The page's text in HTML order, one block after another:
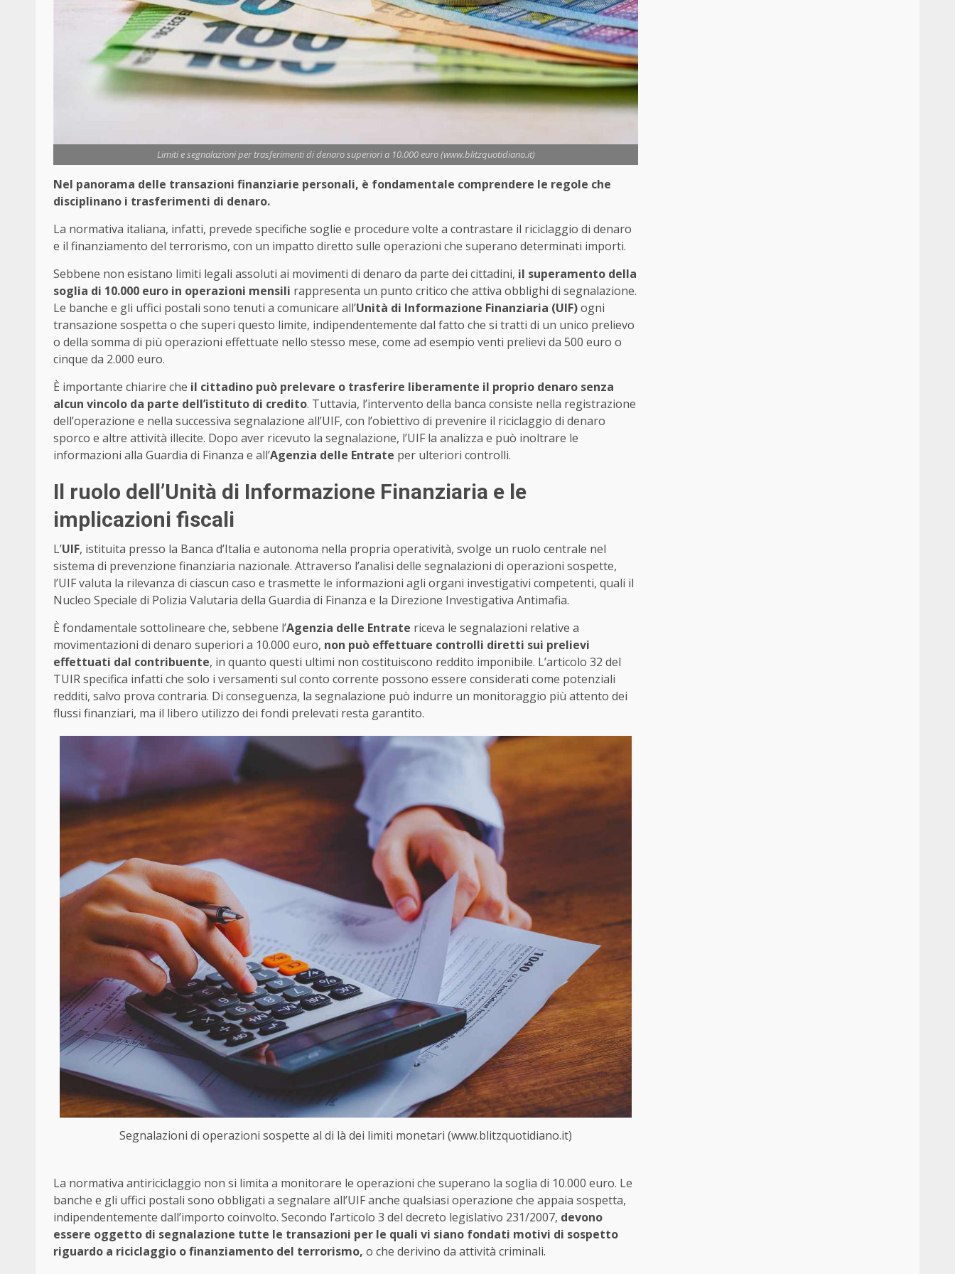
Limiti e segnalazioni per trasferimenti di denaro superiori a 10.000 euro (www.blitzquotidiano.it)
Nel panorama delle transazioni finanziarie personali, è fondamentale comprendere le regole che
disciplinano i trasferimenti di denaro.
La normativa italiana, infatti, prevede specifiche soglie e procedure volte a contrastare il riciclaggio di denaro
e il finanziamento del terrorismo, con un impatto diretto sulle operazioni che superano determinati importi.
Sebbene non esistano limiti legali assoluti ai movimenti di denaro da parte dei cittadini, il superamento della
soglia di 10.000 euro in operazioni mensili rappresenta un punto critico che attiva obblighi di segnalazione.
Le banche e gli uffici postali sono tenuti a comunicare all’Unità di Informazione Finanziaria (UIF)ogni
transazione sospetta o che superi questo limite, indipendentemente dal fatto che si tratti di un unico prelievo
o della somma di più operazioni effettuate nello stesso mese, come ad esempio venti prelievi da 500 euro o
cinque da 2.000 euro.
È importante chiarire che il cittadino può prelevare o trasferire liberamente il proprio denaro senza
alcun vincolo da parte dell’istituto di credito. Tuttavia, l’intervento della banca consiste nella registrazione
dell’operazione e nella successiva segnalazione all’UIF, con l’obiettivo di prevenire il riciclaggio di denaro
sporco e altre attività illecite. Dopo aver ricevuto la segnalazione, l’UIF la analizza e può inoltrare le
informazioni alla Guardia di Finanza e all’Agenzia delle Entrate per ulteriori controlli.
Il ruolo dell’Unità di Informazione Finanziaria e le
implicazioni fiscali
L’UIF, istituita presso la Banca d’Italia e autonoma nella propria operatività, svolge un ruolo centrale nel
sistema di prevenzione finanziaria nazionale. Attraverso l’analisi delle segnalazioni di operazioni sospette,
l’UIF valuta la rilevanza di ciascun caso e trasmette le informazioni agli organi investigativi competenti, quali il
Nucleo Speciale di Polizia Valutaria della Guardia di Finanza e la Direzione Investigativa Antimafia.
È fondamentale sottolineare che, sebbene l’Agenzia delle Entrate riceva le segnalazioni relative a
movimentazioni di denaro superiori a 10.000 euro, non può effettuare controlli diretti sui prelievi
effettuati dal contribuente, in quanto questi ultimi non costituiscono reddito imponibile. L’articolo 32 del
TUIR specifica infatti che solo i versamenti sul conto corrente possono essere considerati come potenziali
redditi, salvo prova contraria. Di conseguenza, la segnalazione può indurre un monitoraggio più attento dei
flussi finanziari, ma il libero utilizzo dei fondi prelevati resta garantito.
Segnalazioni di operazioni sospette al di là dei limiti monetari (www.blitzquotidiano.it)
La normativa antiriciclaggio non si limita a monitorare le operazioni che superano la soglia di 10.000 euro. Le
banche e gli uffici postali sono obbligati a segnalare all’UIF anche qualsiasi operazione che appaia sospetta,
indipendentemente dall’importo coinvolto. Secondo l’articolo 3 del decreto legislativo 231/2007, devono
essere oggetto di segnalazione tutte le transazioni per le quali vi siano fondati motivi di sospetto
riguardo a riciclaggio o finanziamento del terrorismo, o che derivino da attività criminali.